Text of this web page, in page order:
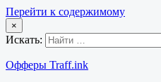
Перейти к содержимому
×
Искать:
Офферы Traff.ink